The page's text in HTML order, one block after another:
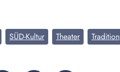
SÜD-Kultur Theater Tradition